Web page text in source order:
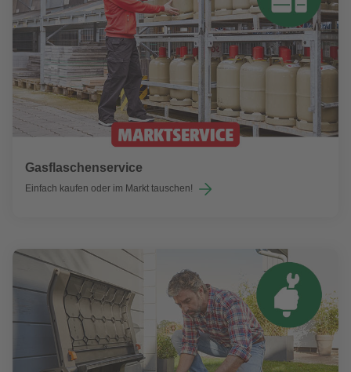
Gasflaschenservice
Einfach kaufen oder im Markt tauschen!